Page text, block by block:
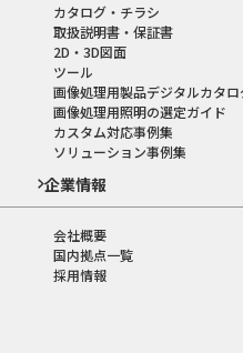
カタログ・チラシ
取扱説明書・保証書
2D・3D図面
ツール
画像処理用製品デジタルカタロ
画像処理用照明の選定ガイド
カスタム対応事例集
ソリューション事例集
企業情報
会社概要
国内拠点一覧
採用情報